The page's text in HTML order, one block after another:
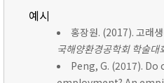
예시
홍장원. (2017). 고래
국해양환경공학회 학술
Peng, G. (2017).